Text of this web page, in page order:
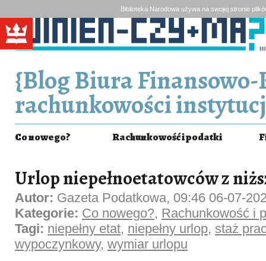
Biblioteka Narodowa używa na swojej stronie
{Blog Biura
rachunkowości
Co nowego? Rachunkowość i podatki
Urlop niepełnoetatowców z
Autor: Gazeta Podatkowa, 09:46 06-07-
Kategorie: Co nowego?, Rachunkowość i
Tagi: niepełny etat, niepełny urlop, staż
wypoczynkowy, wymiar urlopu